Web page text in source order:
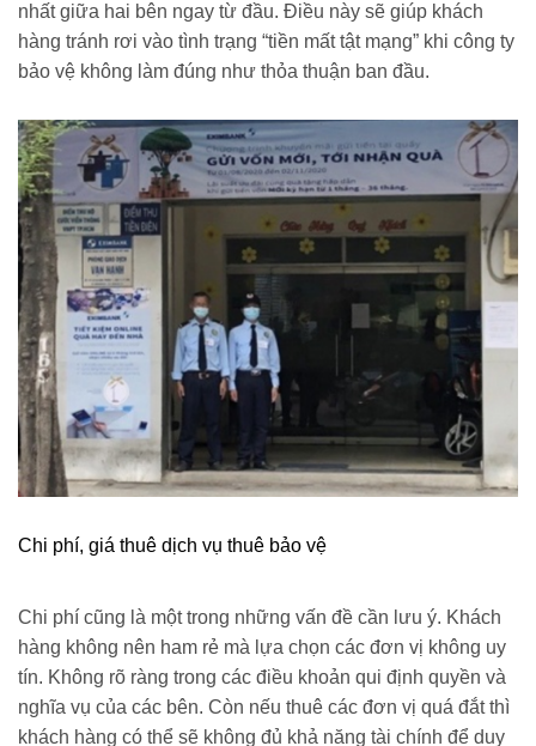
nhất giữa hai bên ngay từ đầu. Điều này sẽ giúp khách
hàng tránh rơi vào tình trạng “tiền mất tật mạng” khi công ty
bảo vệ không làm đúng như thỏa thuận ban đầu.
Chi phí, giá thuê dịch vụ thuê bảo vệ
Chi phí cũng là một trong những vấn đề cần lưu ý. Khách
hàng không nên ham rẻ mà lựa chọn các đơn vị không uy
tín. Không rõ ràng trong các điều khoản qui định quyền và
nghĩa vụ của các bên. Còn nếu thuê các đơn vị quá đắt thì
khách hàng có thể sẽ không đủ khả năng tài chính để duy